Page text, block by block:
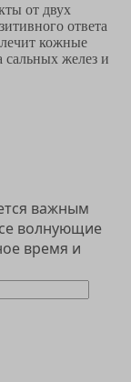
от двух
ответа
кожные
сальных желез и
важным
волнующие
время и